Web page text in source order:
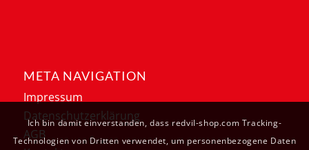
META NAVIGATION
Impressum
Datenschutzerklärung
AGB
Ich bin damit einverstanden, dass redvil-shop.com Tracking-
Technologien von Dritten verwendet, um personenbezogene Daten